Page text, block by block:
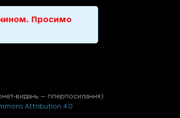
Просимо
видань — гiперпосилання)
Attribution 4.0